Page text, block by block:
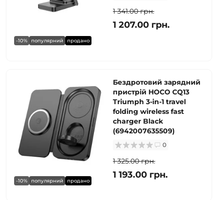
-10% популярний продано
1 341.00 грн.
1 207.00 грн.
-10% популярний продано
Бездротовий зарядний
пристрій HOCO CQ13
Triumph 3-in-1 travel
folding wireless fast
charger Black
(6942007635509)
0
1 325.00 грн.
1 193.00 грн.